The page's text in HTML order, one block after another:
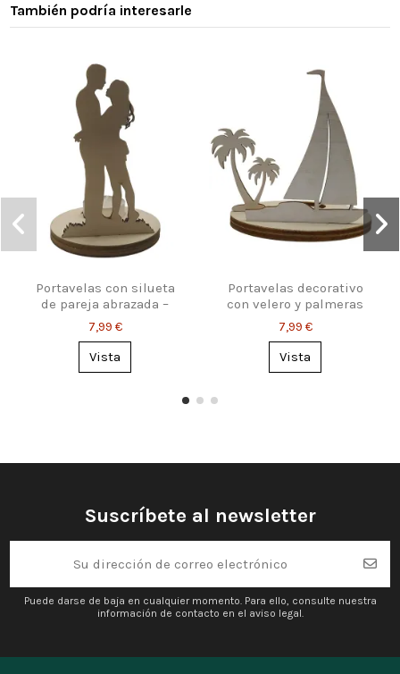
También podría interesarle
Portavelas con silueta
de pareja abrazada –
toque romántico
7,99 €
Vista
Portavelas decorativo
con velero y palmeras
tropicales
7,99 €
Vista
Suscríbete al newsletter
Puede darse de baja en cualquier momento. Para ello, consulte nuestra
información de contacto en el aviso legal.